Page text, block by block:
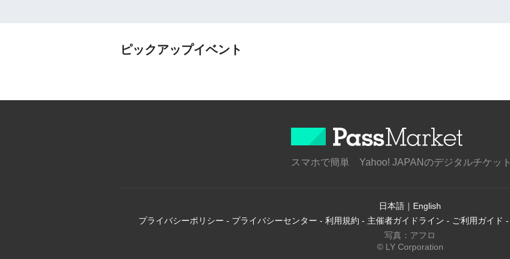
ピックアップイベント
スマホで簡単 Yahoo! JAPANのデジタルチケット
日本語 ｜ English
プライバシーポリシー - プライバシーセンター - 利用規約 - 主催者ガイドライン - ご利用ガイド -
写真：アフロ
© LY Corporation